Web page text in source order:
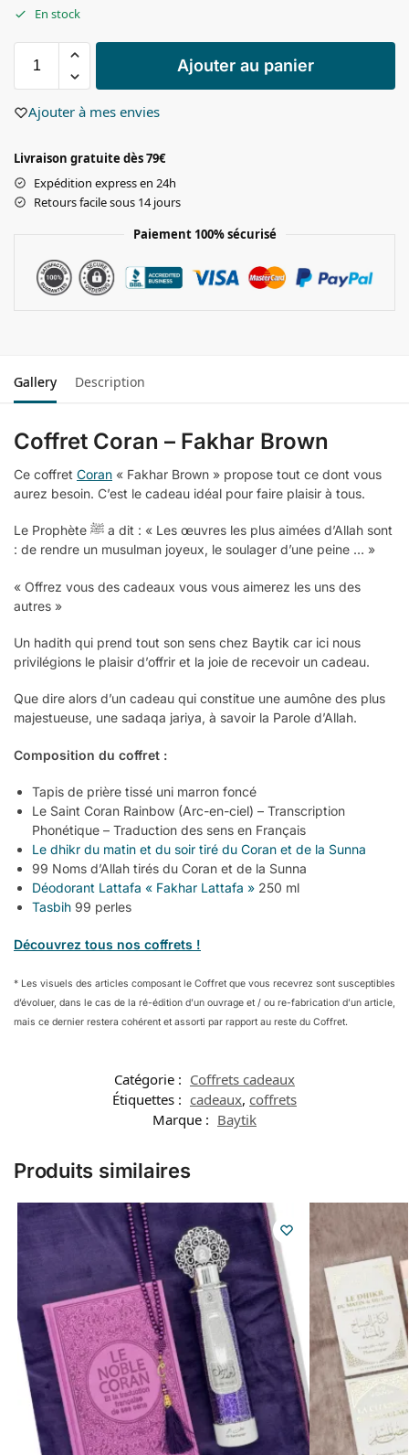
En stock
Ajouter au panier
Ajouter à mes envies
Livraison gratuite dès 79€
Expédition express en 24h
Retours facile sous 14 jours
Paiement 100% sécurisé
Gallery Description
Coffret Coran – Fakhar Brown
Ce coffret Coran « Fakhar Brown » propose tout ce dont vous
aurez besoin. C’est le cadeau idéal pour faire plaisir à tous.
Le Prophète ﷺ a dit : « Les œuvres les plus aimées d’Allah sont
: de rendre un musulman joyeux, le soulager d’une peine … »
« Offrez vous des cadeaux vous vous aimerez les uns des
autres »
Un hadith qui prend tout son sens chez Baytik car ici nous
privilégions le plaisir d’offrir et la joie de recevoir un cadeau.
Que dire alors d’un cadeau qui constitue une aumône des plus
majestueuse, une sadaqa jariya, à savoir la Parole d’Allah.
Composition du coffret :
Tapis de prière tissé uni marron foncé
Le Saint Coran Rainbow (Arc-en-ciel) – Transcription
Phonétique – Traduction des sens en Français
Le dhikr du matin et du soir tiré du Coran et de la Sunna
99 Noms d’Allah tirés du Coran et de la Sunna
Déodorant Lattafa « Fakhar Lattafa » 250 ml
Tasbih 99 perles
Découvrez tous nos coffrets !
* Les visuels des articles composant le Coffret que vous recevrez sont susceptibles
d’évoluer, dans le cas de la ré-édition d’un ouvrage et / ou re-fabrication d’un article,
mais ce dernier restera cohérent et assorti par rapport au reste du Coffret.
Catégorie : Coffrets cadeaux
Étiquettes : cadeaux, coffrets
Marque : Baytik
Produits similaires